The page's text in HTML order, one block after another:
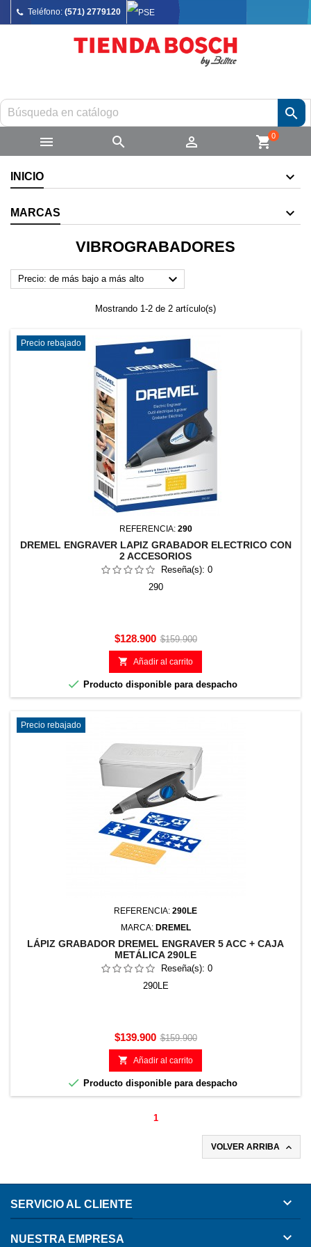
Teléfono: (571) 2779120


  shopping_cart0
INICIO
MARCAS
VIBROGRABADORES
Precio: de más bajo a más alto 
Mostrando 1-2 de 2 artículo(s)
Precio rebajado
REFERENCIA: 290
DREMEL ENGRAVER LAPIZ GRABADOR ELECTRICO CON
2 ACCESORIOS
Reseña(s): 0
290
Precio
$128.900 Precio
base
$159.900
 Añadir al carrito
 Producto disponible para despacho
Precio rebajado
REFERENCIA: 290LE
MARCA: DREMEL
LÁPIZ GRABADOR DREMEL ENGRAVER 5 ACC + CAJA
METÁLICA 290LE
Reseña(s): 0
290LE
Precio
$139.900 Precio
base
$159.900
 Añadir al carrito
 Producto disponible para despacho
1
VOLVER ARRIBA 
SERVICIO AL CLIENTE 
NUESTRA EMPRESA 